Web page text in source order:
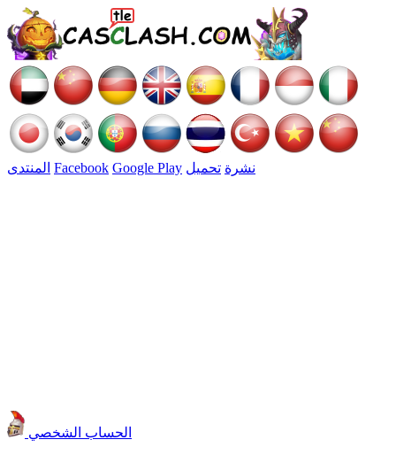
المنتدى Facebook Google Play نشرة تحميل
الحساب الشخصي